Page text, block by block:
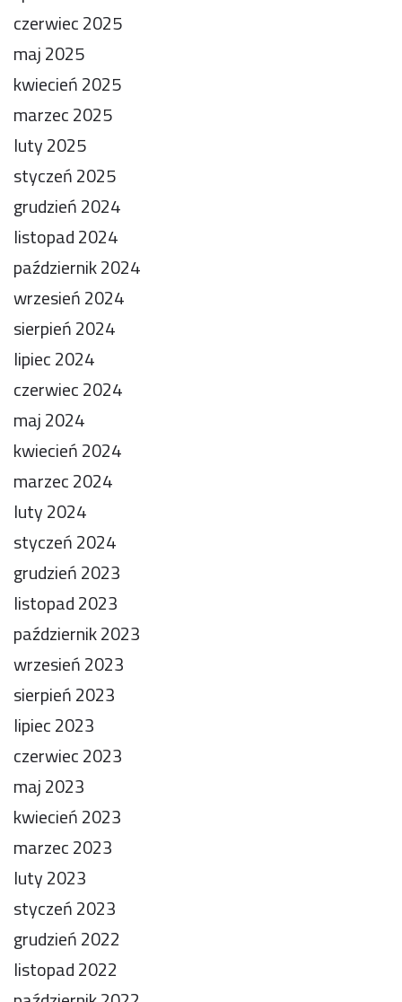
czerwiec 2025
maj 2025
kwiecień 2025
marzec 2025
luty 2025
styczeń 2025
grudzień 2024
listopad 2024
październik 2024
wrzesień 2024
sierpień 2024
lipiec 2024
czerwiec 2024
maj 2024
kwiecień 2024
marzec 2024
luty 2024
styczeń 2024
grudzień 2023
listopad 2023
październik 2023
wrzesień 2023
sierpień 2023
lipiec 2023
czerwiec 2023
maj 2023
kwiecień 2023
marzec 2023
luty 2023
styczeń 2023
grudzień 2022
listopad 2022